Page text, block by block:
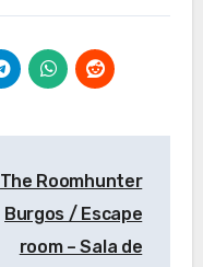
The Roomhunter
Burgos / Escape
room – Sala de